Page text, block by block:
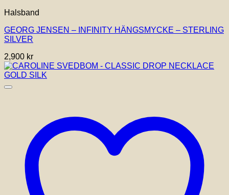
Halsband
GEORG JENSEN – INFINITY HÄNGSMYCKE – STERLING
SILVER
2,900 kr